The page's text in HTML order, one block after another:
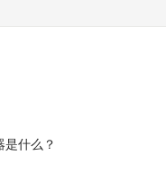
是什么？